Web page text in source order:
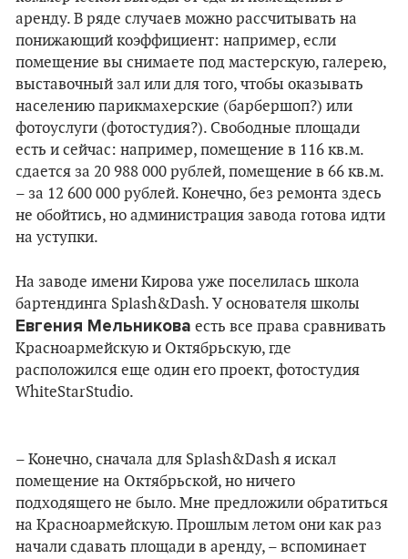
аренду. В ряде случаев можно рассчитывать на
понижающий коэффициент: например, если
помещение вы снимаете под мастерскую, галерею,
выставочный зал или для того, чтобы оказывать
населению парикмахерские (барбершоп?) или
фотоуслуги (фотостудия?). Свободные площади
есть и сейчас: например, помещение в 116 кв.м.
сдается за 20 988 000 рублей, помещение в 66 кв.м.
– за 12 600 000 рублей. Конечно, без ремонта здесь
не обойтись, но администрация завода готова идти
на уступки.
На заводе имени Кирова уже поселилась школа
бартендинга Splash&Dash. У основателя школы
Евгения Мельникова есть все права сравнивать
Красноармейскую и Октябрьскую, где
расположился еще один его проект, фотостудия
WhiteStarStudio.
– Конечно, сначала для Splash&Dash я искал
помещение на Октябрьской, но ничего
подходящего не было. Мне предложили обратиться
на Красноармейскую. Прошлым летом они как раз
начали сдавать площади в аренду, – вспоминает